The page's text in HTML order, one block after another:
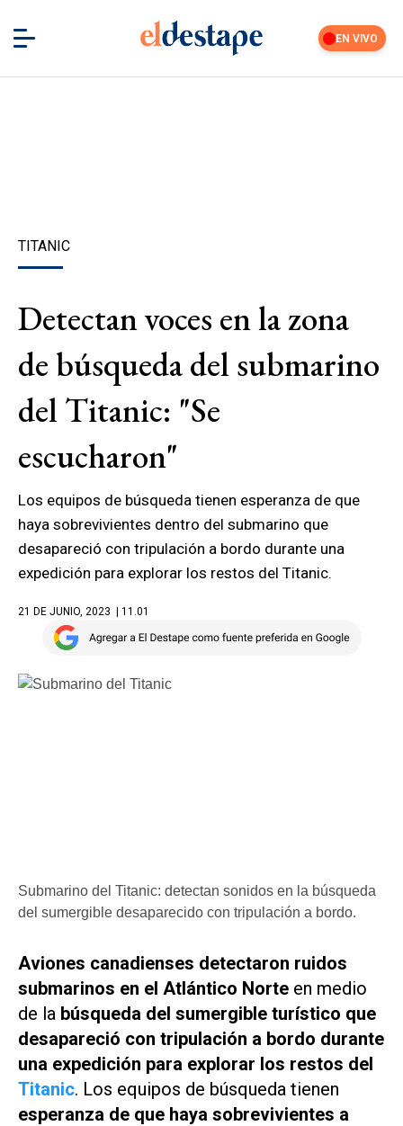
EN VIVO
TITANIC
Detectan voces en la zona
de búsqueda del submarino
del Titanic: "Se
escucharon"
Los equipos de búsqueda tienen esperanza de que
haya sobrevivientes dentro del submarino que
desapareció con tripulación a bordo durante una
expedición para explorar los restos del Titanic.
21 DE JUNIO, 2023 | 11.01
Submarino del Titanic: detectan sonidos en la búsqueda
del sumergible desaparecido con tripulación a bordo.
Aviones canadienses detectaron ruidos
submarinos en el Atlántico Norte en medio
de la búsqueda del sumergible turístico que
desapareció con tripulación a bordo durante
una expedición para explorar los restos del
Titanic. Los equipos de búsqueda tienen
esperanza de que haya sobrevivientes a